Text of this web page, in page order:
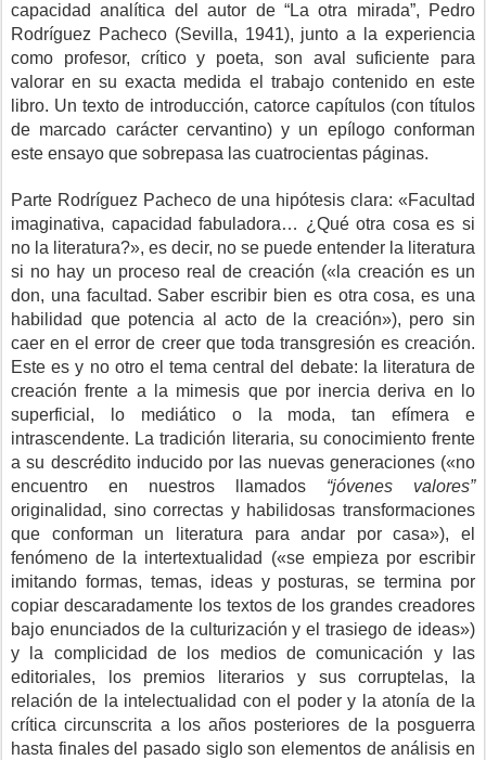
capacidad analítica del autor de “La otra mirada”, Pedro
Rodríguez Pacheco (Sevilla, 1941), junto a la experiencia
como profesor, crítico y poeta, son aval suficiente para
valorar en su exacta medida el trabajo contenido en este
libro. Un texto de introducción, catorce capítulos (con títulos
de marcado carácter cervantino) y un epílogo conforman
este ensayo que sobrepasa las cuatrocientas páginas.
Parte Rodríguez Pacheco de una hipótesis clara: «Facultad
imaginativa, capacidad fabuladora… ¿Qué otra cosa es si
no la literatura?», es decir, no se puede entender la literatura
si no hay un proceso real de creación («la creación es un
don, una facultad. Saber escribir bien es otra cosa, es una
habilidad que potencia al acto de la creación»), pero sin
caer en el error de creer que toda transgresión es creación.
Este es y no otro el tema central del debate: la literatura de
creación frente a la mimesis que por inercia deriva en lo
superficial, lo mediático o la moda, tan efímera e
intrascendente. La tradición literaria, su conocimiento frente
a su descrédito inducido por las nuevas generaciones («no
encuentro en nuestros llamados “jóvenes valores”
originalidad, sino correctas y habilidosas transformaciones
que conforman un literatura para andar por casa»), el
fenómeno de la intertextualidad («se empieza por escribir
imitando formas, temas, ideas y posturas, se termina por
copiar descaradamente los textos de los grandes creadores
bajo enunciados de la culturización y el trasiego de ideas»)
y la complicidad de los medios de comunicación y las
editoriales, los premios literarios y sus corruptelas, la
relación de la intelectualidad con el poder y la atonía de la
crítica circunscrita a los años posteriores de la posguerra
hasta finales del pasado siglo son elementos de análisis en